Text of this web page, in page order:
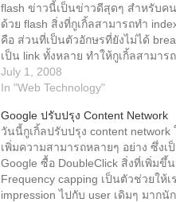
flash ข่าวนี้เป็นข่าวดีสุดๆ สำหรับค
ด้วย flash สิ่งที่กูเกิ้ลสามารถทำ
คือ ส่วนที่เป็นตัวอักษรที่ยังไม่ได้
เป็น link ทั้งหลาย ทำให้กูเกิ้ลสามาร
ไซต์เราได้ทั่วถึงมากขึ้น ตัวอักษรที่อ
flv ไม่สามารถ index ได้ แล้วเราจำ
ปัญหาที่มีอยู่ในตอนนี้ การใช้
load Flash บางวิธีอาจทำให้กูเกิ้ลไ
Flash ได้ ตอนนี้กูเกิ้ลจะไม่ทำรวมเ
เข้ามา เช่น xml หรือการ load swf
ว่าเป็นคนละไฟล์ และทำการ…
July 1, 2008
In "Web Technology"
Google ปรับปรุง Content Network
วันนี้กูเกิ้ลปรับปรุง content
เพิ่มความสามารถหลายๆ อย่าง ซึ่งเ
Google ซื้อ DoubleClick สิ่งที่เพิ่มขึ้
Frequency capping เป็นตัวช่วยให้เ
impression ไปกับ user เดิมๆ มากนั